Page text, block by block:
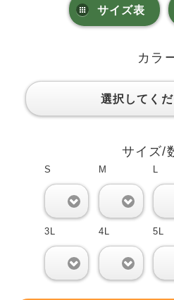
サイズ表
カラ
選択してく
サイズ/
S M L
3L 4L 5L